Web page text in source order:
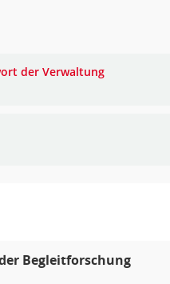
der Verwaltung
Begleitforschung